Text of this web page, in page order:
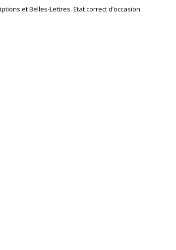
et Belles-Lettres. Etat correct d’occasion